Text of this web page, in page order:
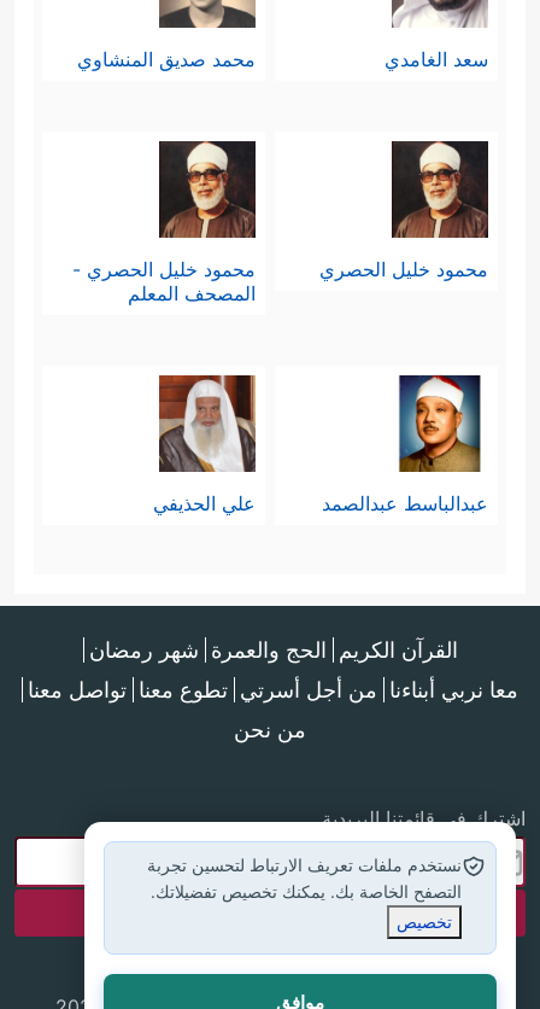
سعد الغامدي محمد صديق المنشاوي
محمود خليل الحصري
محمود خليل الحصري -
المصحف المعلم
عبدالباسط عبدالصمد علي الحذيفي
القرآن الكريم الحج والعمرة شهر رمضان
معا نربي أبناءنا من أجل أسرتي تطوع معنا تواصل معنا
من نحن
اشترك في قائمتنا البريدية
نستخدم ملفات تعريف الارتباط لتحسين تجربة
التصفح الخاصة بك. يمكنك تخصيص تفضيلاتك.
تخصيص
موافق